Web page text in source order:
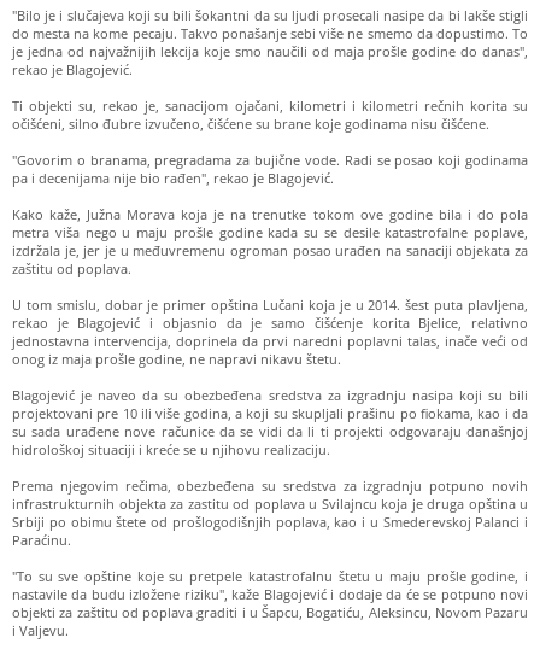
"Bilo je i slučajeva koji su bili šokantni da su ljudi prosecali nasipe da bi lakše stigli
do mesta na kome pecaju. Takvo ponašanje sebi više ne smemo da dopustimo. To
je jedna od najvažnijih lekcija koje smo naučili od maja prošle godine do danas",
rekao je Blagojević.
Ti objekti su, rekao je, sanacijom ojačani, kilometri i kilometri rečnih korita su
očišćeni, silno đubre izvučeno, čišćene su brane koje godinama nisu čišćene.
"Govorim o branama, pregradama za bujične vode. Radi se posao koji godinama
pa i decenijama nije bio rađen", rekao je Blagojević.
Kako kaže, Južna Morava koja je na trenutke tokom ove godine bila i do pola
metra viša nego u maju prošle godine kada su se desile katastrofalne poplave,
izdržala je, jer je u međuvremenu ogroman posao urađen na sanaciji objekata za
zaštitu od poplava.
U tom smislu, dobar je primer opština Lučani koja je u 2014. šest puta plavljena,
rekao je Blagojević i objasnio da je samo čišćenje korita Bjelice, relativno
jednostavna intervencija, doprinela da prvi naredni poplavni talas, inače veći od
onog iz maja prošle godine, ne napravi nikavu štetu.
Blagojević je naveo da su obezbeđena sredstva za izgradnju nasipa koji su bili
projektovani pre 10 ili više godina, a koji su skupljali prašinu po fiokama, kao i da
su sada urađene nove računice da se vidi da li ti projekti odgovaraju današnjoj
hidrološkoj situaciji i kreće se u njihovu realizaciju.
Prema njegovim rečima, obezbeđena su sredstva za izgradnju potpuno novih
infrastrukturnih objekta za zastitu od poplava u Svilajncu koja je druga opština u
Srbiji po obimu štete od prošlogodišnjih poplava, kao i u Smederevskoj Palanci i
Paraćinu.
"To su sve opštine koje su pretpele katastrofalnu štetu u maju prošle godine, i
nastavile da budu izložene riziku", kaže Blagojević i dodaje da će se potpuno novi
objekti za zaštitu od poplava graditi i u Šapcu, Bogatiću, Aleksincu, Novom Pazaru
i Valjevu.